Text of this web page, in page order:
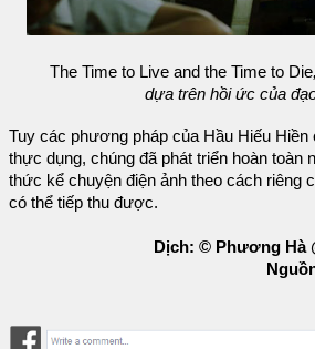
The Time to Live and the Time to Die
dựa trên hồi ức của
Tuy các phương pháp của Hầu Hiếu Hiền
thực dụng, chúng đã phát triển hoàn
thức kể chuyện điện ảnh theo cách riêng
có thể tiếp thu được.
Dịch: © Phương Hà